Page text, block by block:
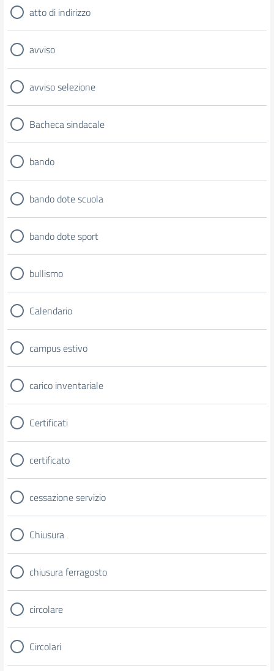
atto di indirizzo
avviso
avviso selezione
Bacheca sindacale
bando
bando dote scuola
bando dote sport
bullismo
Calendario
campus estivo
carico inventariale
Certificati
certificato
cessazione servizio
Chiusura
chiusura ferragosto
circolare
Circolari